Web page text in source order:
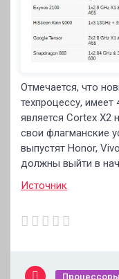
Отмечается, что
техпроцессу,
является Cortex X2
свои флагманские
выпустят Honor,
должны выйти в
Источник
Процессоры